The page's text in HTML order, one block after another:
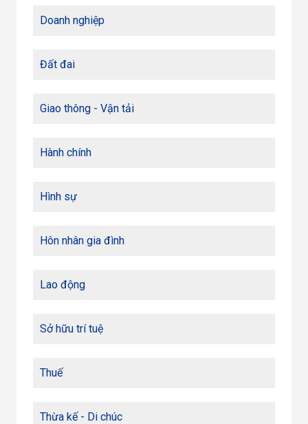
Doanh nghiệp
Đất đai
Giao thông - Vận tải
Hành chính
Hình sự
Hôn nhân gia đình
Lao động
Sở hữu trí tuệ
Thuế
Thừa kế - Di chúc